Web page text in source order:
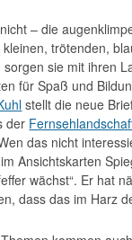
– die
trötenden,
sie mit ihren
für Spaß und
stellt die neue
der
das nicht
im Ansichtskarten
wächst“. Er hat
dass das im Harz